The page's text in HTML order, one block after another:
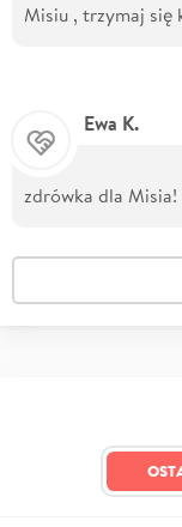
Misiu , trzymaj się
Ewa K.
zdrówka dla Misia!